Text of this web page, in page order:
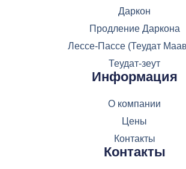
Даркон
Продление Даркона
Лессе-Пассе (Теудат
Теудат-зеут
Информация
О компании
Цены
Контакты
Контакты